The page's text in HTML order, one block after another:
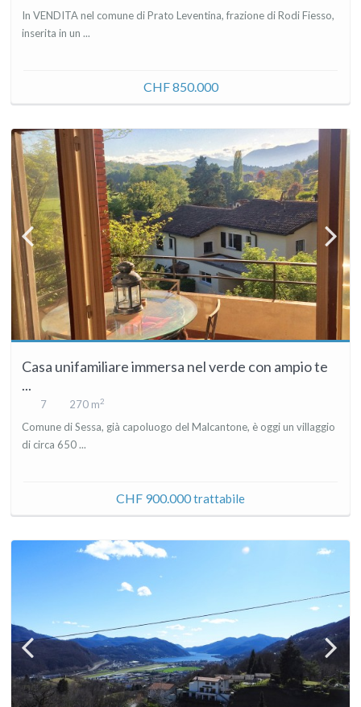
In VENDITA nel comune di Prato Leventina, frazione di Rodi Fiesso,
inserita in un ...
CHF 850.000
Casa unifamiliare immersa nel verde con ampio te
...
7 270 m2
Comune di Sessa, già capoluogo del Malcantone, è oggi un villaggio
di circa 650 ...
CHF 900.000trattabile